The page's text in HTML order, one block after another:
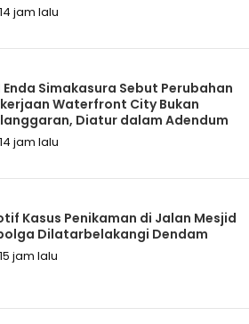
14 jam lalu
Enda Simakasura Sebut Perubahan
Waterfront City Bukan
Diatur dalam Adendum
14 jam lalu
Kasus Penikaman di Jalan Mesjid
Dilatarbelakangi Dendam
15 jam lalu